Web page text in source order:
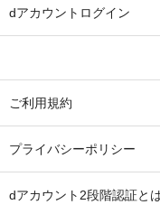
dアカウントログイン
ご利用規約
プライバシーポリシー
dアカウント2段階認証と